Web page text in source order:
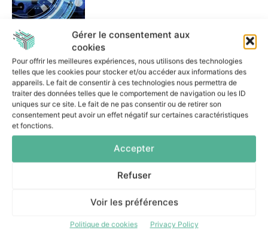
Gérer le consentement aux
cookies
Pour offrir les meilleures expériences, nous utilisons des technologies
telles que les cookies pour stocker et/ou accéder aux informations des
appareils. Le fait de consentir à ces technologies nous permettra de
traiter des données telles que le comportement de navigation ou les ID
uniques sur ce site. Le fait de ne pas consentir ou de retirer son
consentement peut avoir un effet négatif sur certaines caractéristiques
et fonctions.
Accepter
Refuser
Voir les préférences
Politique de cookies Privacy Policy
Serious games et campagnes
ciblées : la stratégie cyber de
la Ville de Lille
16 juin 2026
PKO Leasing réduit les tâches
gouvernance grâce à Camunda